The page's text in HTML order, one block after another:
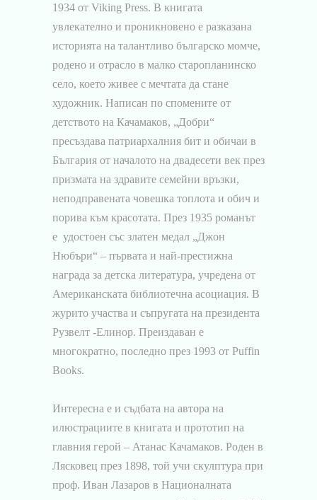
1934 от Viking Press. В книгата
увлекателно и проникновено е разказана
историята на талантливо българско момче,
родено и отрасло в малко старопланинско
село, което живее с мечтата да стане
художник. Написан по спомените от
детството на Качамаков, „Добри“
пресъздава патриархалния бит и обичаи в
България от началото на двадесети век през
призмата на здравите семейни връзки,
неподправената човешка топлота и обич и
порива към красотата. През 1935 романът
е удостоен със златен медал „Джон
Нюбъри“ – първата и най-престижна
награда за детска литература, учредена от
Американската библиотечна асоциация. В
журито участва и съпругата на президента
Рузвелт -Елинор. Преиздаван е
многократно, последно през 1993 от Puffin
Books.
Интересна е и съдбата на автора на
илюстрациите в книгата и прототип на
главния герой – Атанас Качамаков. Роден в
Лясковец през 1898, той учи скулптура при
проф. Иван Лазаров в Националната